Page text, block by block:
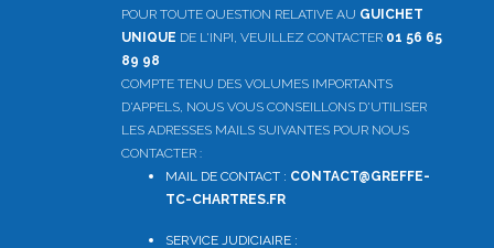
POUR TOUTE QUESTION RELATIVE AU GUICHET
UNIQUE DE L'INPI, VEUILLEZ CONTACTER 01 56 65
89 98
COMPTE TENU DES VOLUMES IMPORTANTS
D'APPELS, NOUS VOUS CONSEILLONS D'UTILISER
LES ADRESSES MAILS SUIVANTES POUR NOUS
CONTACTER :
MAIL DE CONTACT : CONTACT@GREFFE-
TC-CHARTRES.FR
SERVICE JUDICIAIRE :